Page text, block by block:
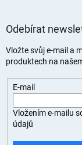
Odebírat
Vložte svůj e-mail a
produktech na
E-mail
Vložením e-mailu
údajů